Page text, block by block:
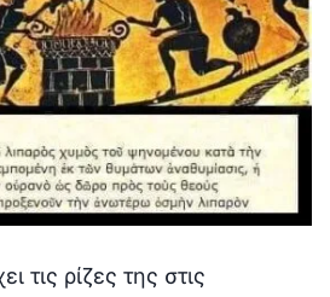
τις ρίζες της στις